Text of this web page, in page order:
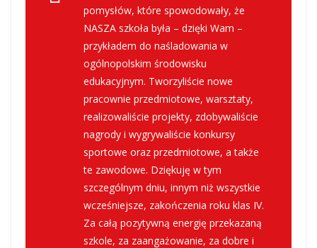
pomysłów, które spowodowały, że
NASZA szkoła była – dzięki Wam –
przykładem do naśladowania w
ogólnopolskim środowisku
edukacyjnym. Tworzyliście nowe
pracownie przedmiotowe, warsztaty,
realizowaliście projekty, zdobywaliście
nagrody i wygrywaliście konkursy
sportowe oraz przedmiotowe, a także
te zawodowe. Dziękuję w tym
szczególnym dniu, innym niż wszystkie
wcześniejsze, zakończenia roku klas IV.
Za całą pozytywną energię przekazaną
szkole, za zaangażowanie, za dobre i